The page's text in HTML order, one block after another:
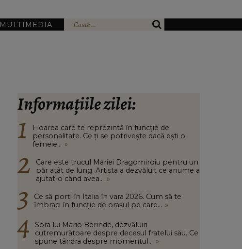
MULTIMEDIA
Informațiile zilei:
Floarea care te reprezintă în funcție de
personalitate. Ce ți se potrivește dacă ești o
femeie... »
Care este trucul Mariei Dragomiroiu pentru un
păr atât de lung. Artista a dezvăluit ce anume a
ajutat-o când avea... »
Ce să porți în Italia în vara 2026. Cum să te
îmbraci în funcție de orașul pe care... »
Sora lui Mario Berinde, dezvăluiri
cutremurătoare despre decesul fratelui său. Ce
spune tânăra despre momentul... »